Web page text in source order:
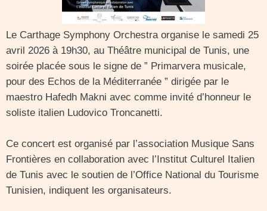
Le Carthage Symphony Orchestra organise le samedi 25
avril 2026 à 19h30, au Théâtre municipal de Tunis, une
soirée placée sous le signe de ” Primarvera musicale,
pour des Echos de la Méditerranée ” dirigée par le
maestro Hafedh Makni avec comme invité d’honneur le
soliste italien Ludovico Troncanetti.
Ce concert est organisé par l’association Musique Sans
Frontières en collaboration avec l’Institut Culturel Italien
de Tunis avec le soutien de l’Office National du Tourisme
Tunisien, indiquent les organisateurs.